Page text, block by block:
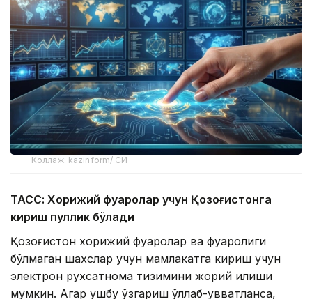
Коллаж: kazinform/ СИ
ТАСС: Хорижий фуқаролар учун Қозоғистонга
кириш пуллик бўлади
Қозоғистон хорижий фуқаролар ва фуқаролиги
бўлмаган шахслар учун мамлакатга кириш учун
электрон рухсатнома тизимини жорий қилиши
мумкин. Агар ушбу ўзгариш қўллаб-қувватланса,